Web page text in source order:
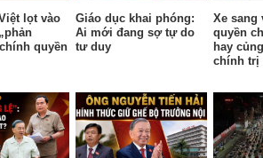
lọt vào
quyền
Giáo dục khai phóng:
Ai mới đang sợ tự do
tư duy
Xe sang
quyền
hay
chính trị